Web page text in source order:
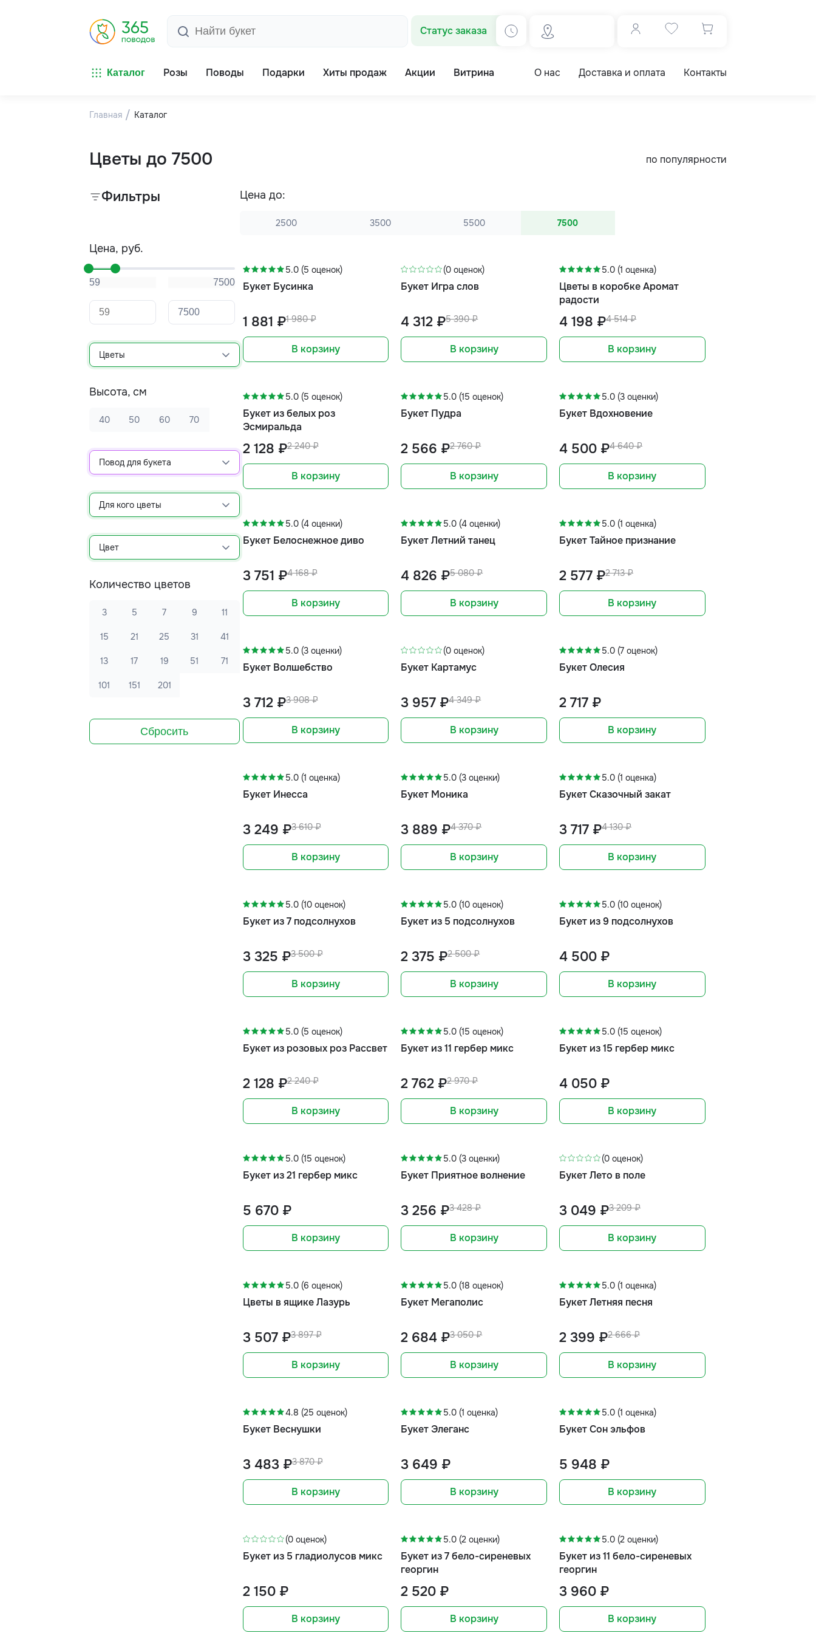
Статус заказа
Каталог Розы Поводы Подарки Хиты продаж Акции Витрина О нас Доставка и оплата Контакты
Главная Каталог
Цветы до 7500 по популярности
Фильтры
Цена, руб.
Цветы
Высота, см
40 50 60 70
Повод для букета
Для кого цветы
Цвет
Количество цветов
3 5 7 9 11
15 21 25 31 41
13 17 19 51 71
101 151 201
Сбросить
Цена до:
2500 3500 5500 7500
5.0 (5 оценок)
Букет Бусинка
1 980 ₽
1 881 ₽
В корзину
(0 оценок)
Букет Игра слов
5 390 ₽
4 312 ₽
В корзину
5.0 (1 оценка)
Цветы в коробке Аромат
радости
4 514 ₽
4 198 ₽
В корзину
5.0 (5 оценок)
Букет из белых роз
Эсмиральда
2 240 ₽
2 128 ₽
В корзину
5.0 (15 оценок)
Букет Пудра
2 760 ₽
2 566 ₽
В корзину
5.0 (3 оценки)
Букет Вдохновение
4 640 ₽
4 500 ₽
В корзину
5.0 (4 оценки)
Букет Белоснежное диво
4 168 ₽
3 751 ₽
В корзину
5.0 (4 оценки)
Букет Летний танец
5 080 ₽
4 826 ₽
В корзину
5.0 (1 оценка)
Букет Тайное признание
2 713 ₽
2 577 ₽
В корзину
5.0 (3 оценки)
Букет Волшебство
3 908 ₽
3 712 ₽
В корзину
(0 оценок)
Букет Картамус
4 349 ₽
3 957 ₽
В корзину
5.0 (7 оценок)
Букет Олесия
2 717 ₽
В корзину
5.0 (1 оценка)
Букет Инесса
3 610 ₽
3 249 ₽
В корзину
5.0 (3 оценки)
Букет Моника
4 370 ₽
3 889 ₽
В корзину
5.0 (1 оценка)
Букет Сказочный закат
4 130 ₽
3 717 ₽
В корзину
5.0 (10 оценок)
Букет из 7 подсолнухов
3 500 ₽
3 325 ₽
В корзину
5.0 (10 оценок)
Букет из 5 подсолнухов
2 500 ₽
2 375 ₽
В корзину
5.0 (10 оценок)
Букет из 9 подсолнухов
4 500 ₽
В корзину
5.0 (5 оценок)
Букет из розовых роз Рассвет
2 240 ₽
2 128 ₽
В корзину
5.0 (15 оценок)
Букет из 11 гербер микс
2 970 ₽
2 762 ₽
В корзину
5.0 (15 оценок)
Букет из 15 гербер микс
4 050 ₽
В корзину
5.0 (15 оценок)
Букет из 21 гербер микс
5 670 ₽
В корзину
5.0 (3 оценки)
Букет Приятное волнение
3 428 ₽
3 256 ₽
В корзину
(0 оценок)
Букет Лето в поле
3 209 ₽
3 049 ₽
В корзину
5.0 (6 оценок)
Цветы в ящике Лазурь
3 897 ₽
3 507 ₽
В корзину
5.0 (18 оценок)
Букет Мегаполис
3 050 ₽
2 684 ₽
В корзину
5.0 (1 оценка)
Букет Летняя песня
2 666 ₽
2 399 ₽
В корзину
4.8 (25 оценок)
Букет Веснушки
3 870 ₽
3 483 ₽
В корзину
5.0 (1 оценка)
Букет Элеганс
3 649 ₽
В корзину
5.0 (1 оценка)
Букет Сон эльфов
5 948 ₽
В корзину
(0 оценок)
Букет из 5 гладиолусов микс
2 150 ₽
В корзину
5.0 (2 оценки)
Букет из 7 бело-сиреневых
георгин
2 520 ₽
В корзину
5.0 (2 оценки)
Букет из 11 бело-сиреневых
георгин
3 960 ₽
В корзину